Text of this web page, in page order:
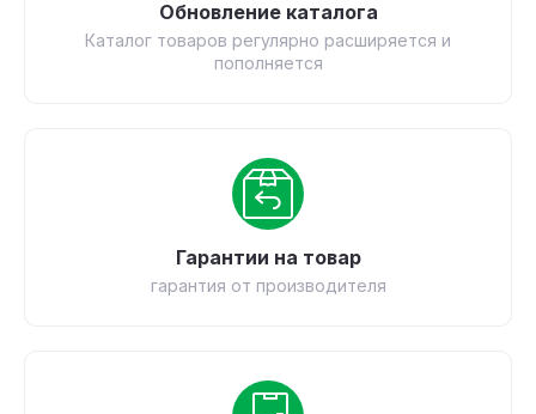
Обновление каталога
Каталог товаров регулярно расширяется и
пополняется
Гарантии на товар
гарантия от производителя